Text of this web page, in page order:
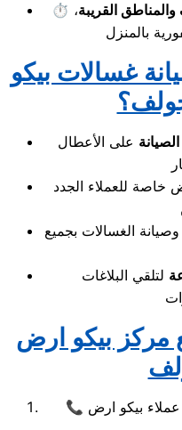
⏱️
القريبة،
غسالات بيكو
على الأعطال
خاصة للعملاء الجدد
الغسالات بجميع
لتلقي البلاغات
مركز بيكو ارض
📞 تتواصلي معنا عبر رقم خدمة عملاء بيكو ارض